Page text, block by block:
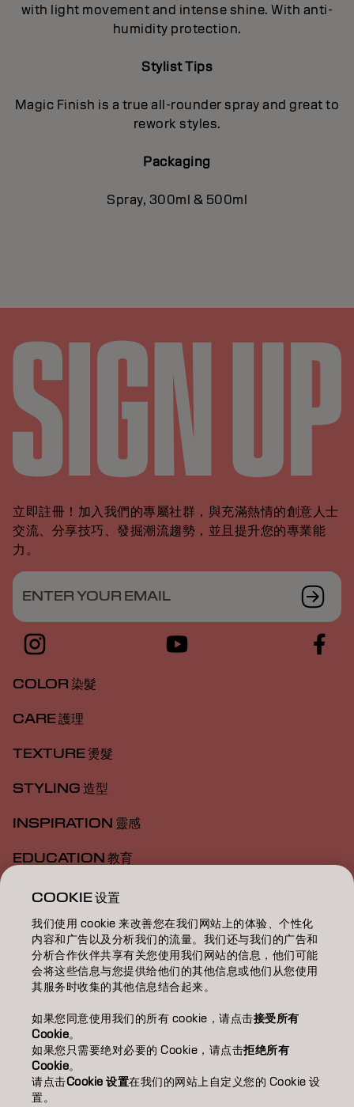
with light movement and intense shine. With anti-
humidity protection.
Stylist Tips
Magic Finish is a true all-rounder spray and great to
rework styles.
Packaging
Spray, 300ml & 500ml
立即註冊！加入我們的專屬社群，與充滿熱情的創意人士
交流、分享技巧、發掘潮流趨勢，並且提升您的專業能
力。
ENTER YOUR EMAIL
COLOR 染髮
CARE 護理
TEXTURE 燙髮
STYLING 造型
INSPIRATION 靈感
EDUCATION 教育
ABOUT 關於我們
SALON FINDER 搜尋髮廊
BECOME A PARTNER 成為合作夥伴
CONTACT US 聯絡我們
ImprintPrivacy PolicyCookie Policy Terms Of Use
Accessibility
COOKIE 设置
我们使用 cookie 来改善您在我们网站上的体验、个性化
内容和广告以及分析我们的流量。我们还与我们的广告和
分析合作伙伴共享有关您使用我们网站的信息，他们可能
会将这些信息与您提供给他们的其他信息或他们从您使用
其服务时收集的其他信息结合起来。
如果您同意使用我们的所有 cookie，请点击接受所有
Cookie。
如果您只需要绝对必要的 Cookie，请点击拒绝所有
Cookie。
请点击Cookie 设置在我们的网站上自定义您的 Cookie 设
置。